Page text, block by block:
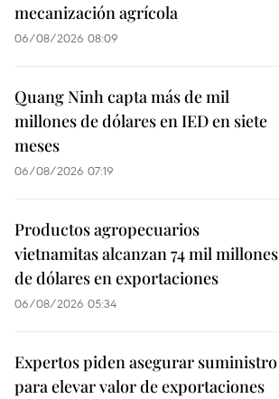
mecanización agrícola
06/08/2026 08:09
Quang Ninh capta más de mil
millones de dólares en IED en siete
meses
06/08/2026 07:19
Productos agropecuarios
vietnamitas alcanzan 74 mil millones
de dólares en exportaciones
06/08/2026 05:34
Expertos piden asegurar suministro
para elevar valor de exportaciones